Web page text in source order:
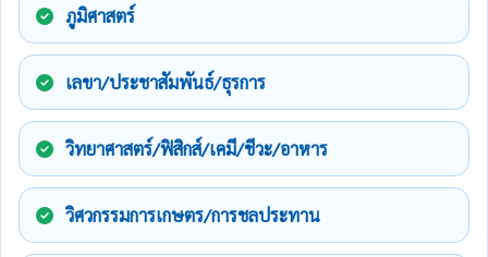
ภูมิศาสตร์
เลขา/ประชาสัมพันธ์/ธุรการ
วิทยาศาสตร์/ฟิสิกส์/เคมี/ชีวะ/อาหาร
วิศวกรรมการเกษตร/การชลประทาน